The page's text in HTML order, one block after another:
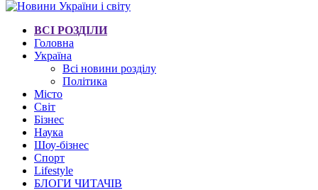
ВСІ РОЗДІЛИ
Головна
Україна
Всі новини розділу
Політика
Місто
Світ
Бізнес
Наука
Шоу-бізнес
Спорт
Lifestyle
БЛОГИ ЧИТАЧІВ